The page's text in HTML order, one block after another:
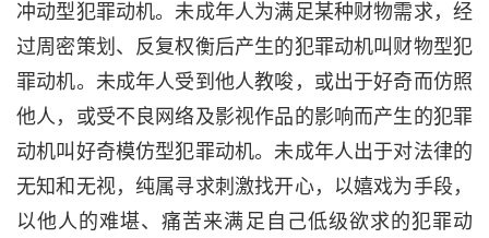
冲动型犯罪动机。未成年人为满足某种财物需求，经
过周密策划、反复权衡后产生的犯罪动机叫财物型犯
罪动机。未成年人受到他人教唆，或出于好奇而仿照
他人，或受不良网络及影视作品的影响而产生的犯罪
动机叫好奇模仿型犯罪动机。未成年人出于对法律的
无知和无视，纯属寻求刺激找开心，以嬉戏为手段，
以他人的难堪、痛苦来满足自己低级欲求的犯罪动